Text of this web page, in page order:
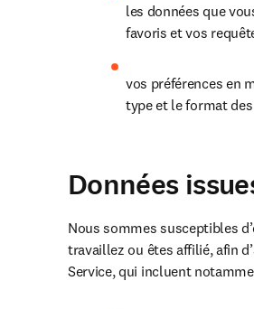
les données que
favoris et vos
vos préférences en
type et le format
Données
Nous sommes susceptibles
travaillez ou êtes affilié, afin
Service, qui incluent